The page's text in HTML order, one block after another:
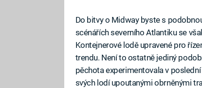
Do bitvy o Midway byste s
scénářích severního Atlantiku se
Kontejnerové lodě upravené pro
trendu. Není to ostatně jediný
pěchota experimentovala v
svých lodí upoutanými obrněnými